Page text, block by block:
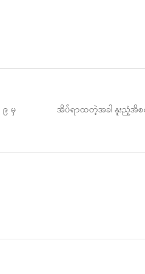
မှ
Next
အိပ်ရာထတဲ့အခါ နူးညံ့အိ